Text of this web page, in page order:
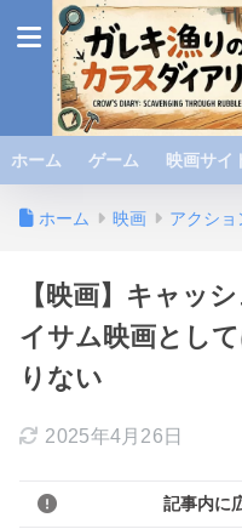
ホーム ゲーム 映画サ
ホーム 映画 アクショ
【映画】キャッ
イサム映画とし
りない
2025年4月26日
記事内に